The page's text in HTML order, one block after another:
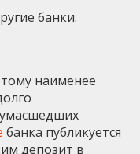
банки.
наименее
банка публикуется
депозит в